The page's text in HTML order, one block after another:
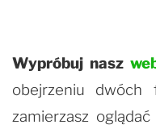
Wypróbuj nasz
obejrzeniu dwóch
zamierzasz